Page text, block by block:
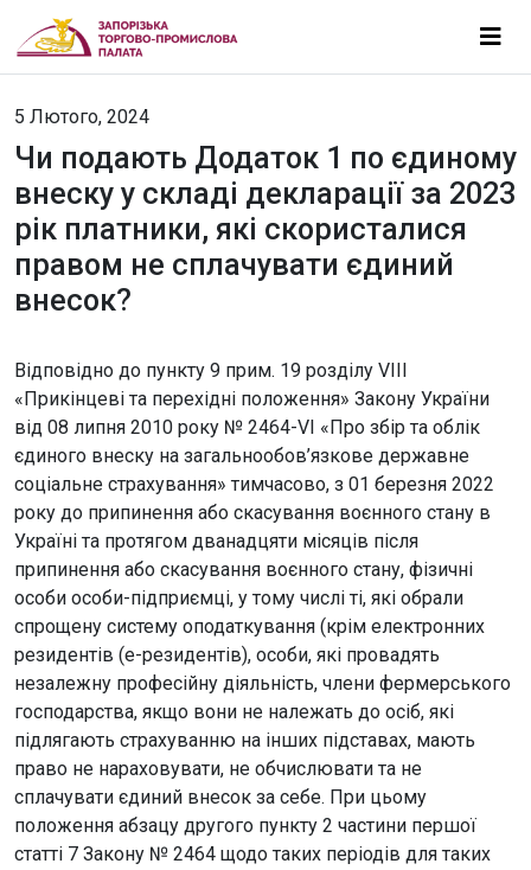
5 Лютого, 2024
Чи подають Додаток 1 по єдиному
внеску у складі декларації за 2023
рік платники, які скористалися
правом не сплачувати єдиний
внесок?
Відповідно до пункту 9 прим. 19 розділу VIII
«Прикінцеві та перехідні положення» Закону України
від 08 липня 2010 року № 2464-VІ «Про збір та облік
єдиного внеску на загальнообов’язкове державне
соціальне страхування» тимчасово, з 01 березня 2022
року до припинення або скасування воєнного стану в
Україні та протягом дванадцяти місяців після
припинення або скасування воєнного стану, фізичні
особи особи-підприємці, у тому числі ті, які обрали
спрощену систему оподаткування (крім електронних
резидентів (e-резидентів), особи, які провадять
незалежну професійну діяльність, члени фермерського
господарства, якщо вони не належать до осіб, які
підлягають страхуванню на інших підставах, мають
право не нараховувати, не обчислювати та не
сплачувати єдиний внесок за себе. При цьому
положення абзацу другого пункту 2 частини першої
статті 7 Закону № 2464 щодо таких періодів для таких